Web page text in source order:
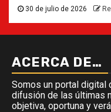
30 de julio de 2026
ACERCA DE…
Somos un portal digital
difusión de las últimas
objetiva, oportuna y